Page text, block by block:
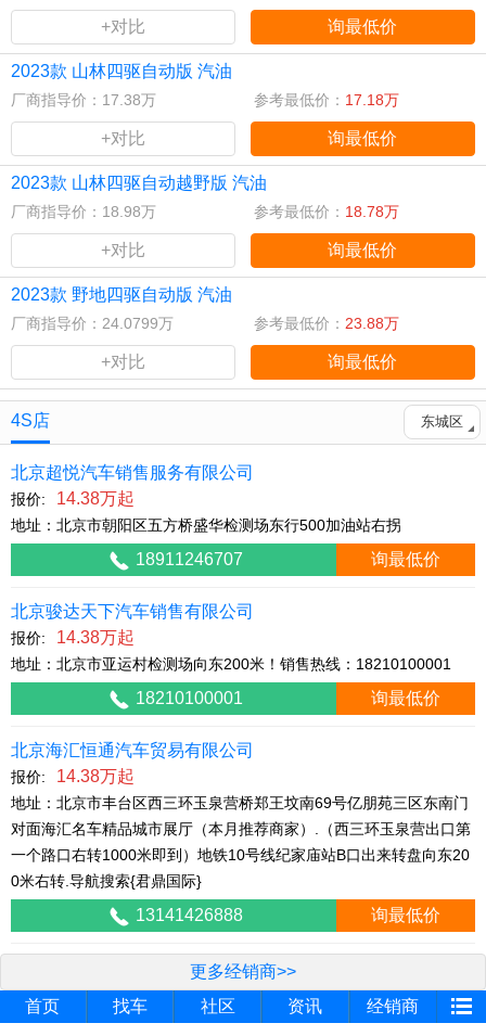
+对比 询最低价
2023款 山林四驱自动版 汽油
厂商指导价：17.38万 参考最低价： 17.18万
+对比 询最低价
2023款 山林四驱自动越野版 汽油
厂商指导价：18.98万 参考最低价： 18.78万
+对比 询最低价
2023款 野地四驱自动版 汽油
厂商指导价：24.0799万 参考最低价： 23.88万
+对比 询最低价
4S店 东城区
北京超悦汽车销售服务有限公司
报价: 14.38万起
地址：北京市朝阳区五方桥盛华检测场东行500加油站右拐
18911246707 询最低价
北京骏达天下汽车销售有限公司
报价: 14.38万起
地址：北京市亚运村检测场向东200米！销售热线：18210100001
18210100001 询最低价
北京海汇恒通汽车贸易有限公司
报价: 14.38万起
地址：北京市丰台区西三环玉泉营桥郑王坟南69号亿朋苑三区东南门
对面海汇名车精品城市展厅（本月推荐商家）.（西三环玉泉营出口第
一个路口右转1000米即到）地铁10号线纪家庙站B口出来转盘向东20
0米右转.导航搜索{君鼎国际}
13141426888 询最低价
更多经销商>>
首页
找车 社区 资讯 经销商